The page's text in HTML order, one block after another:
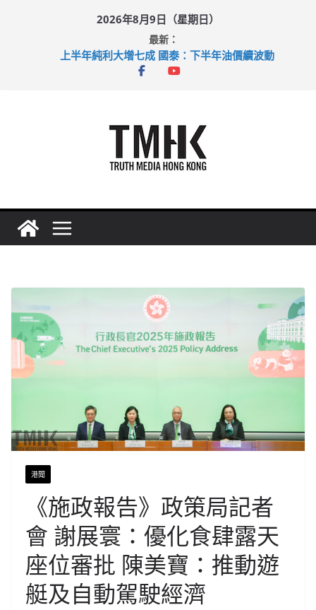
2026年8月9日（星期日）
最新：
上半年純利大增七成 國泰：下半年油價續波動
拜仁熱身賽挫維拉 啟德主場館奪錦標
港聞
《施政報告》政策局記者
會 謝展寰：優化食肆露天
座位審批 陳美寶：推動遊
艇及自動駕駛經濟